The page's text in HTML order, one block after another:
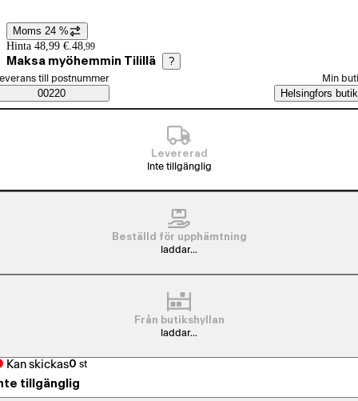
Prisinformation
Moms 24 %
Hinta 48,99 €. 48,99
Maksa myöhemmin Tilillä ?
Saatavuustiedot
beställningssätt
till postnummer
00220
Min
Helsingfors butik
Levererad
Inte tillgänglig
Beställd för upphämtning
laddar...
Från butikshyllan
laddar...
Kan skickas0 st
tillgänglig